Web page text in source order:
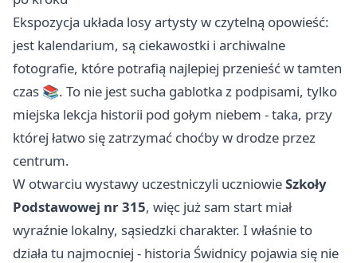
Ekspozycja układa losy artysty w czytelną opowieść:
jest kalendarium, są ciekawostki i archiwalne
fotografie, które potrafią najlepiej przenieść w tamten
czas 📚. To nie jest sucha gablotka z podpisami, tylko
miejska lekcja historii pod gołym niebem - taka, przy
której łatwo się zatrzymać choćby w drodze przez
centrum.
W otwarciu wystawy uczestniczyli uczniowieSzkoły
Podstawowej nr 315, więc już sam start miał
wyraźnie lokalny, sąsiedzki charakter. I właśnie to
działa tu najmocniej - historia Świdnicy pojawia się nie